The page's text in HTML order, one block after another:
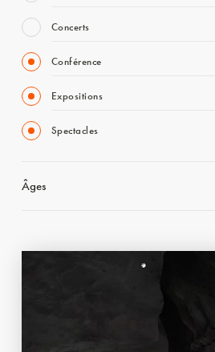
Concerts
Conférence
Expositions
Spectacles
Âges